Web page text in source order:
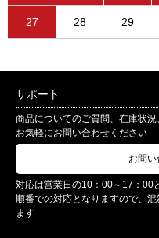
27 28 29
サポート
商品についてのご質問、在庫状
お気軽にお問い合わせください
お問
対応は営業日の10：00～17：00
順番での対応となりますので、
ます